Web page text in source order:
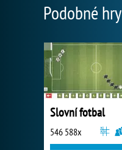
Podobné hry
Slovní fotbal
546 588x